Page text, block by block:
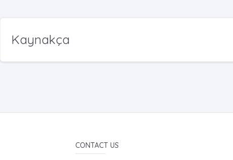
Kaynakça
CONTACT US